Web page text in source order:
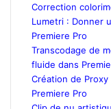
Correction
Lumetri : Donner
Premiere Pro
Transcodage de
fluide dans
Création de
Premiere Pro